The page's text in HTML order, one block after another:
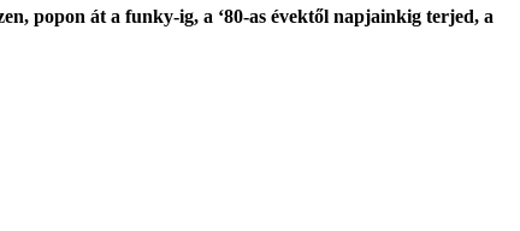
popon át a funky-ig, a ‘80-as évektől napjainkig terjed, a